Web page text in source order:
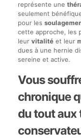
représente une
seulement
pour les
cette approche, les
leur vitalitéet leur
dues à une hernie
sereine et active.
Vous
chronique
du tout aux